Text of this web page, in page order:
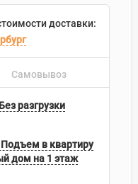
доставки:
Самовывоз
разгрузки
в квартиру
дом на 1 этаж